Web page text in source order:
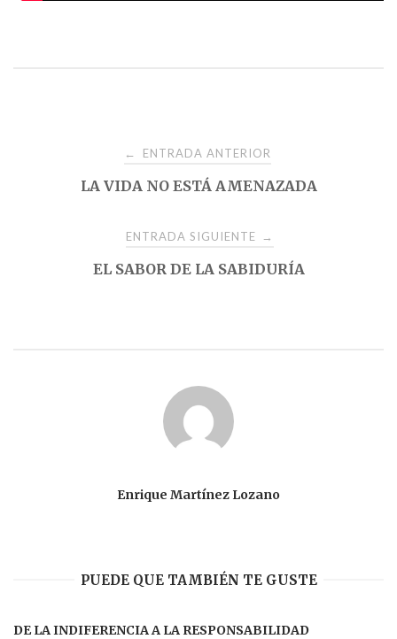
Navegación
← ENTRADA ANTERIOR
LA VIDA NO ESTÁ AMENAZADA
ENTRADA SIGUIENTE →
EL SABOR DE LA SABIDURÍA
Enrique Martínez Lozano
PUEDE QUE TAMBIÉN TE GUSTE
DE LA INDIFERENCIA A LA RESPONSABILIDAD